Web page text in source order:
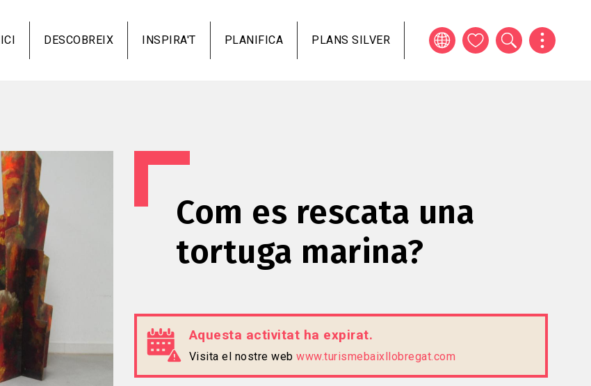
al
contingut
DESCOBREIX INSPIRA'T PLANIFICA PLANS SILVER
Com es rescata una
tortuga marina?
Aquesta activitat ha expirat.
Visita el nostre web www.turismebaixllobregat.com